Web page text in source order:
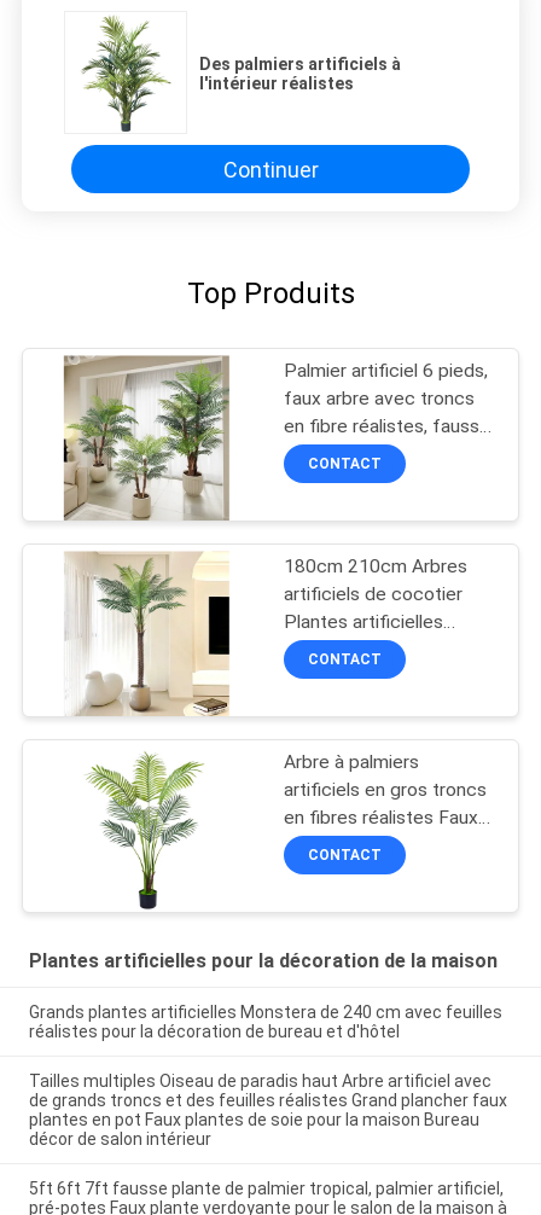
Des palmiers artificiels à
l'intérieur réalistes
Continuer
Top Produits
Palmier artificiel 6 pieds,
faux arbre avec troncs
en fibre réalistes, fausse
plante tropicale Areca en
pot, plante en soie
de bureau
CONTACT
180cm 210cm Arbres
artificiels de cocotier
Plantes artificielles
Grands palmiers verts
Bonsaï Décoration de sol
CONTACT
Arbre à palmiers
artificiels en gros troncs
en fibres réalistes Faux
Tropical Areca Plante de
sol pour la décoration
CONTACT
Plantes artificielles pour la décoration de la maison
Grands plantes artificielles Monstera de 240 cm avec feuilles
réalistes pour la décoration de bureau et d'hôtel
Tailles multiples Oiseau de paradis haut Arbre artificiel avec
de grands troncs et des feuilles réalistes Grand plancher faux
plantes en pot Faux plantes de soie pour la maison Bureau
décor de salon intérieur
5ft 6ft 7ft fausse plante de palmier tropical, palmier artificiel,
pré-potes Faux plante verdoyante pour le salon de la maison à